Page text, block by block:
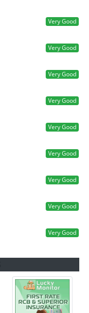
Very Good
Very Good
Very Good
Very Good
Very Good
Very Good
Very Good
Very Good
Very Good